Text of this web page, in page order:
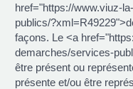
href="https://www.viuz-
publics/
façons. Le <a
demarches/services-
être présent ou
présente et/ou être